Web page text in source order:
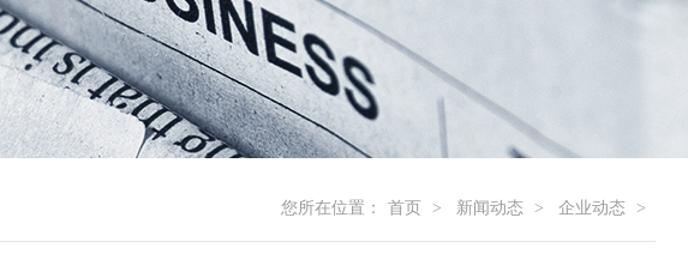
您所在位置： 首页 新闻动态 企业动态